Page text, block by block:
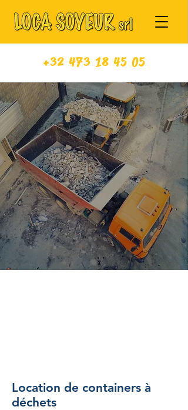
+32 473 18 45 05
VOUS CHERCHEZ UN
CONTAINER À
HOTTON ? PENSEZ
LOCA SOYEUR !
Location de containers à
déchets